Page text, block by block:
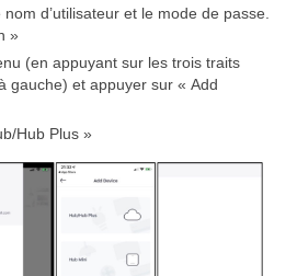
d’utilisateur et le mode de passe.
»
(en appuyant sur les trois traits
gauche) et appuyer sur « Add
Hub Plus »